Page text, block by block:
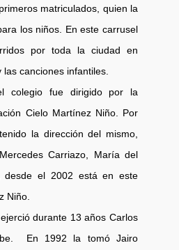
matriculados, quien la
los niños. En este carrusel
por toda la ciudad en
canciones infantiles.
colegio fue dirigido por la
Cielo Martínez Niño. Por
la dirección del mismo,
Carriazo, María del
desde el 2002 está en este
Niño.
durante 13 años Carlos
En 1992 la tomó Jairo